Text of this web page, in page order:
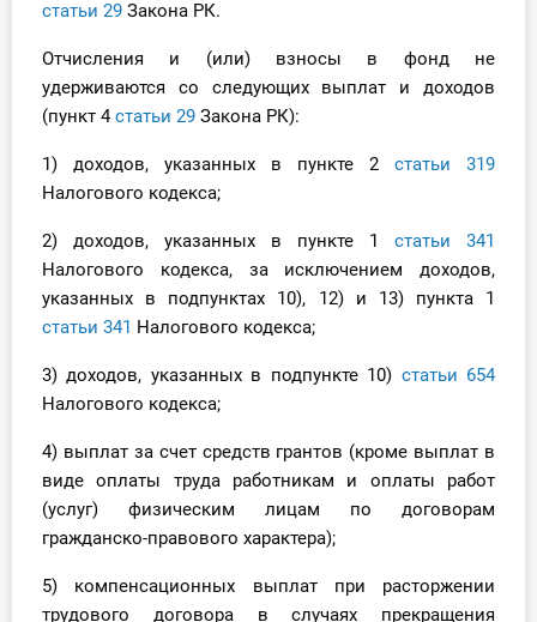
статьи 29 Закона РК.
Отчисления и (или) взносы в фонд не
удерживаются со следующих выплат и доходов
(пункт 4статьи 29 Закона РК):
1) доходов, указанных в пункте 2 статьи 319
Налогового кодекса;
2) доходов, указанных в пункте 1 статьи 341
Налогового кодекса, за исключением доходов,
указанных в подпунктах 10), 12) и 13) пункта 1
статьи 341 Налогового кодекса;
3) доходов, указанных в подпункте 10) статьи 654
Налогового кодекса;
4) выплат за счет средств грантов (кроме выплат в
виде оплаты труда работникам и оплаты работ
(услуг) физическим лицам по договорам
гражданско-правового характера);
5) компенсационных выплат при расторжении
трудового договора в случаях прекращения